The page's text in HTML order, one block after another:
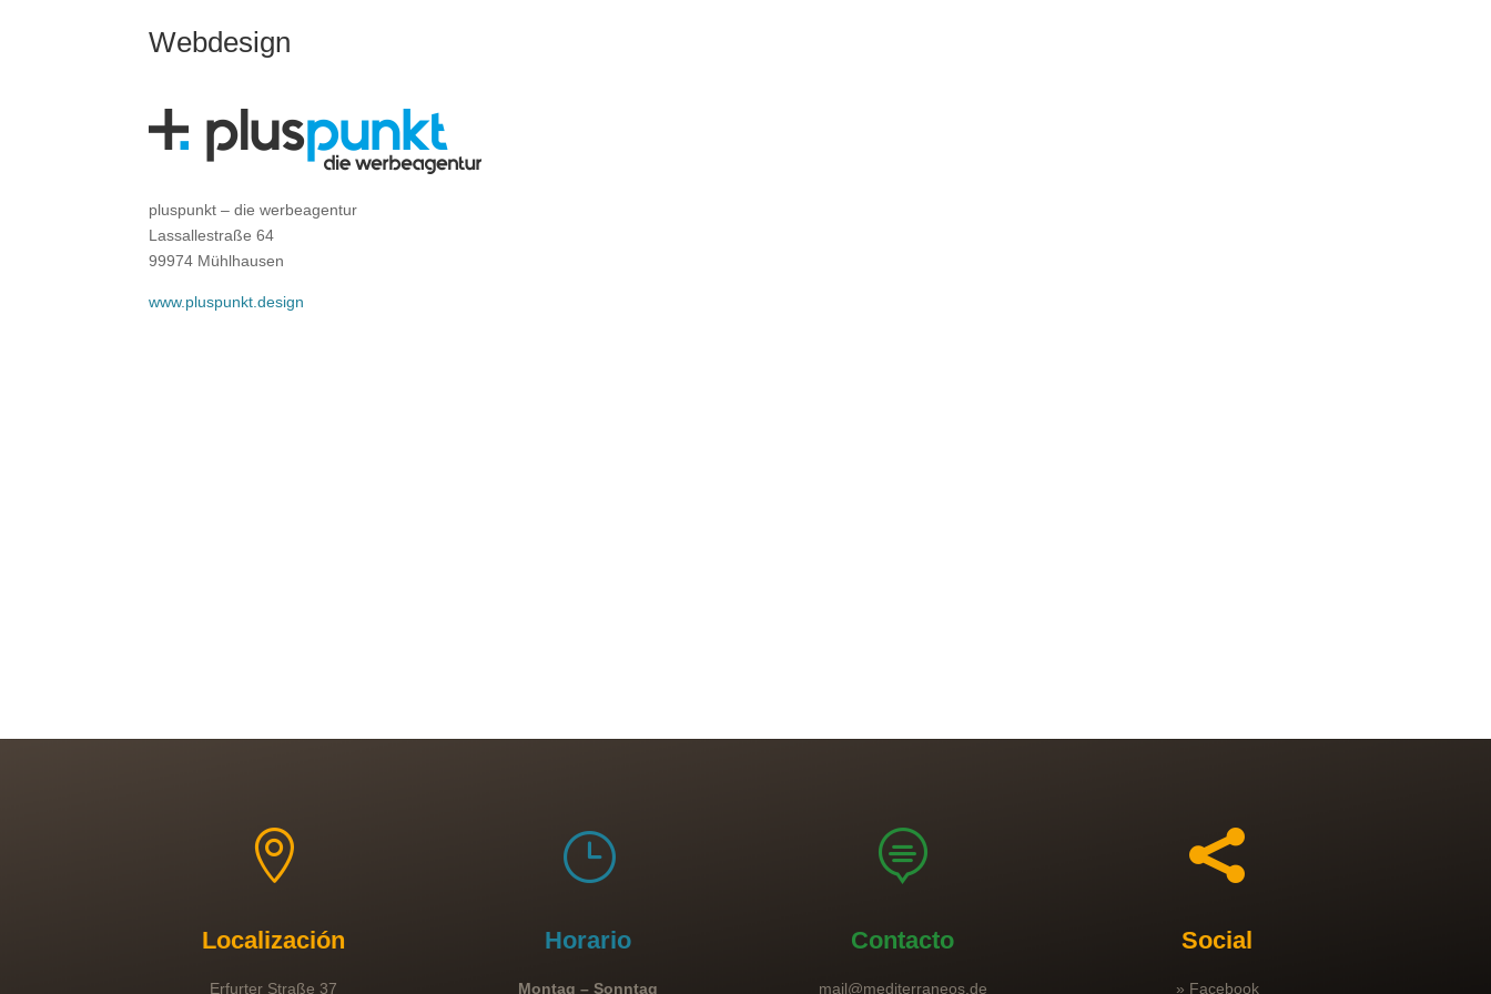
Webdesign
pluspunkt – die werbeagentur
Lassallestraße 64
99974 Mühlhausen
www.pluspunkt.design

Localización
Erfurter Straße 37
}
Horario
Montag – Sonntag

Contacto
mail@mediterraneos.de

Social
» Facebook